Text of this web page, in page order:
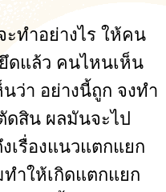
ทำอย่างไร ให้คน
ดแล้ว คนไหนเห็น
ว่า อย่างนี้ถูก จงทำ
ดสิน ผลมันจะไป
เรื่องแนวแตกแยก
ำให้เกิดแตกแยก